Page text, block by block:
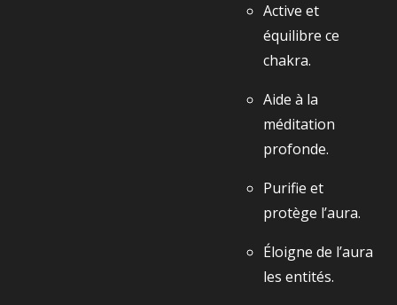
Active et
équilibre ce
chakra.
Aide à la
méditation
profonde.
Purifie et
protège l’aura.
Éloigne de l’aura
les entités.